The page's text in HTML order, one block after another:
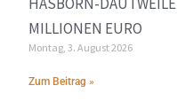
MILLIONEN EURO
Montag, 3. August 2026
Zum Beitrag »